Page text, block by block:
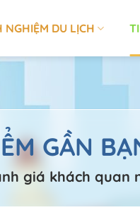
NGHIỆM DU LỊCH
GẦN
giá khách quan